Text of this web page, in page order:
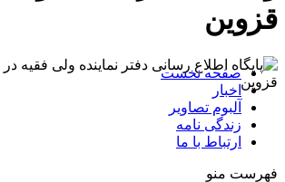
قزوین
صفحه نخست
اخبار
آلبوم تصاویر
زندگی نامه
ارتباط با ما
فهرست منو